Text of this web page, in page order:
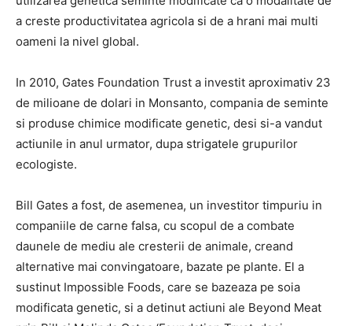
a creste productivitatea agricola si de a hrani mai multi
oameni la nivel global.
In 2010, Gates Foundation Trust a investit aproximativ 23
de milioane de dolari in Monsanto, compania de seminte
si produse chimice modificate genetic, desi si-a vandut
actiunile in anul urmator, dupa strigatele grupurilor
ecologiste.
Bill Gates a fost, de asemenea, un investitor timpuriu in
companiile de carne falsa, cu scopul de a combate
daunele de mediu ale cresterii de animale, creand
alternative mai convingatoare, bazate pe plante. El a
sustinut Impossible Foods, care se bazeaza pe soia
modificata genetic, si a detinut actiuni ale Beyond Meat